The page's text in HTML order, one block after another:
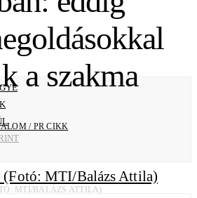
a szakma
/ PR CIKK
MTI/BALÁZS ATTILA)